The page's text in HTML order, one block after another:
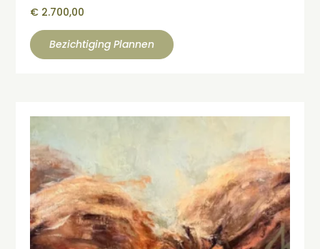
€ 2.700,00
Bezichtiging Plannen